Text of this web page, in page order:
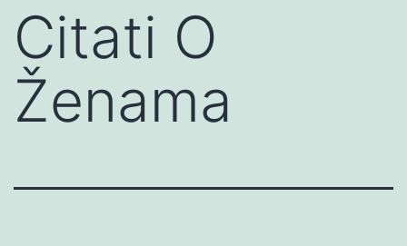
Citati O
Ženama